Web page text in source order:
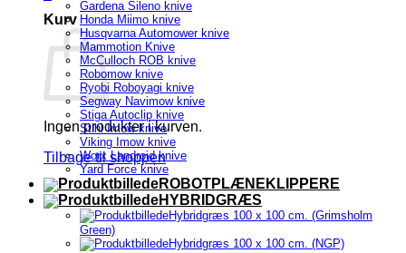
Kurv
Ingen produkter i kurven.
Tilbage til shoppen
Gardena Sileno knive
Honda Miimo knive
Husqvarna Automower knive
Mammotion Knive
McCulloch ROB knive
Robomow knive
Ryobi Roboyagi knive
Segway Navimow knive
Stiga Autoclip knive
Stihl Imow knive
Viking Imow knive
Worx Landroid knive
Yard Force knive
ROBOTPLÆNEKLIPPERE
HYBRIDGRÆS
Hybridgræs 100 x 100 cm. (Grimsholm
Green)
Hybridgræs 100 x 100 cm. (NGP)